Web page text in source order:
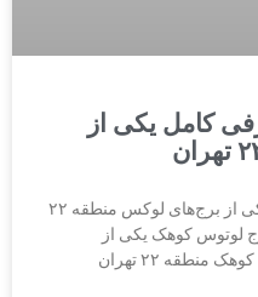
کامل یکی از
برج لوتوس کوهک؛ معرفی کامل یکی از برج‌های لوکس منطقه ۲۲
کوهک یکی از
۲۲ تهران